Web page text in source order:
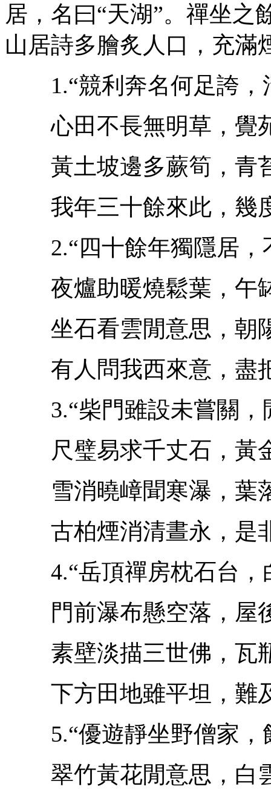
居，名曰“天湖”。禪坐之
山居詩多膾炙人口，充
1.“競利奔名何足誇，
心田不長無明草，覺
黃土坡邊多蕨筍，青
我年三十餘來此，幾
2.“四十餘年獨隱居，
夜爐助暖燒鬆葉，午
坐石看雲閒意思，朝
有人問我西來意，盡
3.“柴門雖設未嘗關，
尺璧易求千丈石，黃
雪消曉嶂聞寒瀑，葉
古柏煙消清晝永，是
4.“岳頂禪房枕石台，
門前瀑布懸空落，屋
素壁淡描三世佛，瓦
下方田地雖平坦，難
5.“優遊靜坐野僧家，
翠竹黃花閒意思，白